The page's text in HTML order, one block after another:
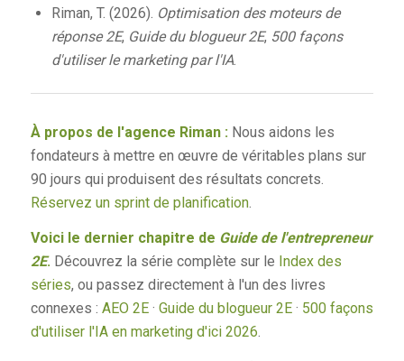
Riman, T. (2026). Optimisation des moteurs de
réponse 2E, Guide du blogueur 2E, 500 façons
d'utiliser le marketing par l'IA.
À propos de l'agence Riman : Nous aidons les
fondateurs à mettre en œuvre de véritables plans sur
90 jours qui produisent des résultats concrets.
Réservez un sprint de planification.
Voici le dernier chapitre de Guide de l'entrepreneur
2E.Découvrez la série complète sur le Index des
séries, ou passez directement à l'un des livres
connexes : AEO 2E· Guide du blogueur 2E· 500 façons
d'utiliser l'IA en marketing d'ici 2026.